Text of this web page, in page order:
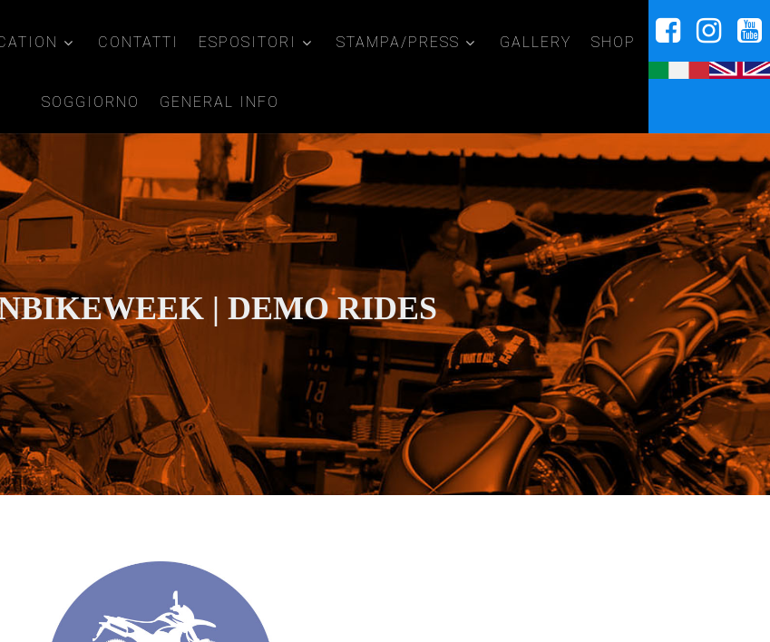
CONTATTI ESPOSITORI STAMPA/PRESS GALLERY SHOP
SOGGIORNO GENERAL INFO
| DEMO RIDES